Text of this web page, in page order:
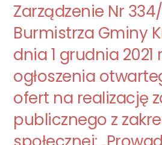
Zarządzenie Nr 334/
Burmistrza Gminy
dnia 1 grudnia 2021
ogłoszenia
ofert na realizację
publicznego z